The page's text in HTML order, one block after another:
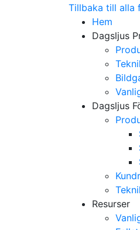
Tillbaka till alla
Hem
Dagsljus
Dagsljus
Resurser